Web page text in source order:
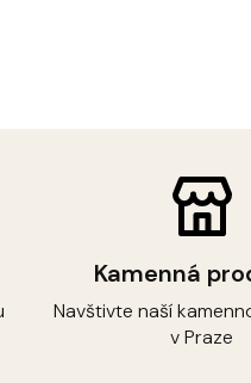
Kamenná
Navštivte naší
v Praze